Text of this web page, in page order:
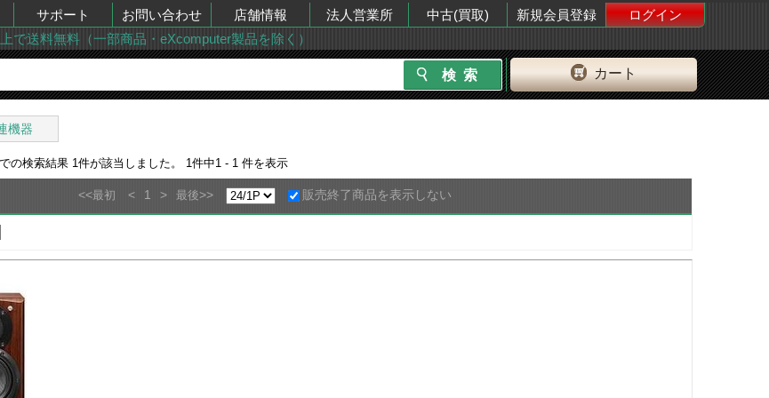
サポート お問い合わせ 店舗情報 法人営業所 中古(買取) 新規会員登録
ログイン
で送料無料（一部商品・eXcomputer製品を除く）
カート
機器
の検索結果 1 件が該当しました。 1 件中1 - 1 件を表示
<<最初 < 1 > 最後>> 販売終了商品を表示しない